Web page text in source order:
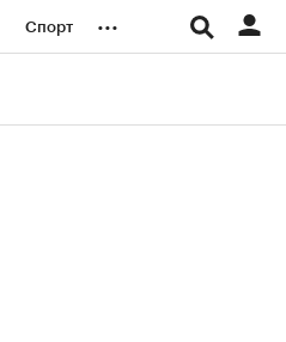
Спорт ...